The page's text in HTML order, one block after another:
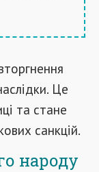
Це
та стане
санкцій.
народу